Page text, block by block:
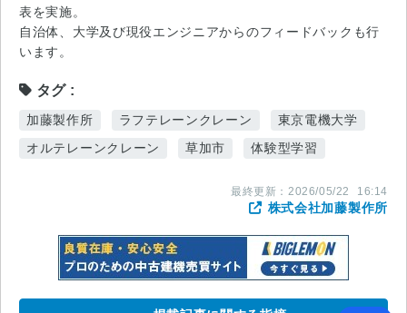
表を実施。
自治体、大学及び現役エンジニアからのフィードバックも行
います。
タグ
加藤製作所 ラフテレーンクレーン
東京電機大学
オルテレーンクレーン
草加市 体験型学習
最終更新： 2026/05/22 16:14
株式会社加藤製作所